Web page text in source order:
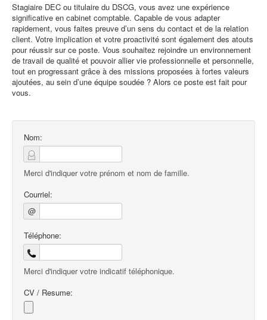
Stagiaire DEC ou titulaire du DSCG, vous avez une expérience
significative en cabinet comptable. Capable de vous adapter
rapidement, vous faites preuve d’un sens du contact et de la relation
client. Votre implication et votre proactivité sont également des atouts
pour réussir sur ce poste. Vous souhaitez rejoindre un environnement
de travail de qualité et pouvoir allier vie professionnelle et personnelle,
tout en progressant grâce à des missions proposées à fortes valeurs
ajoutées, au sein d’une équipe soudée ? Alors ce poste est fait pour
vous.
Nom:
Merci d'indiquer votre prénom et nom de famille.
Courriel:
@
Téléphone:
Merci d'indiquer votre indicatif téléphonique.
CV / Resume: